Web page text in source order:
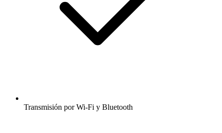
Transmisión por Wi-Fi y Bluetooth